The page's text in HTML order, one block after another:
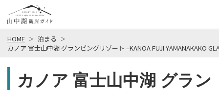
HOME
泊まる
カノア 富士山中湖 グランピングリゾート –KANOA FUJI YAMANAKAKO
カノア 富士山中湖 グラン